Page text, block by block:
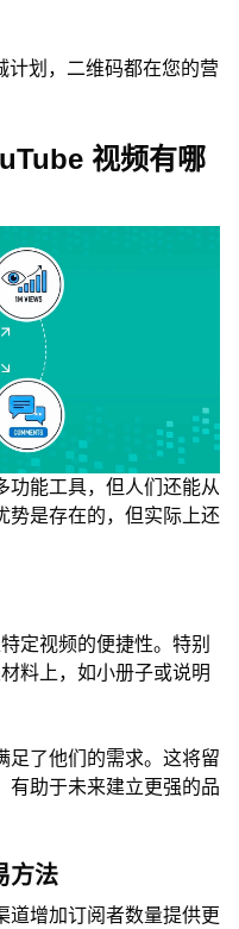
计划，二维码都在您的营
视频有哪
功能工具，但人们还能从
势是存在的，但实际上还
定视频的便捷性。特别
料上，如小册子或说明
足了他们的需求。这将留
有助于未来建立更强的品
方法
道增加订阅者数量提供更